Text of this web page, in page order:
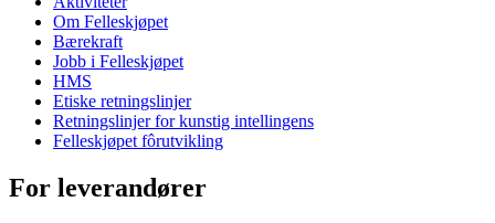
Om Felleskjøpet
Bærekraft
Jobb i Felleskjøpet
HMS
Etiske retningslinjer
Retningslinjer for kunstig intellingens
Felleskjøpet fôrutvikling
For leverandører